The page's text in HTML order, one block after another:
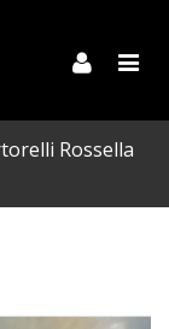
Rossella